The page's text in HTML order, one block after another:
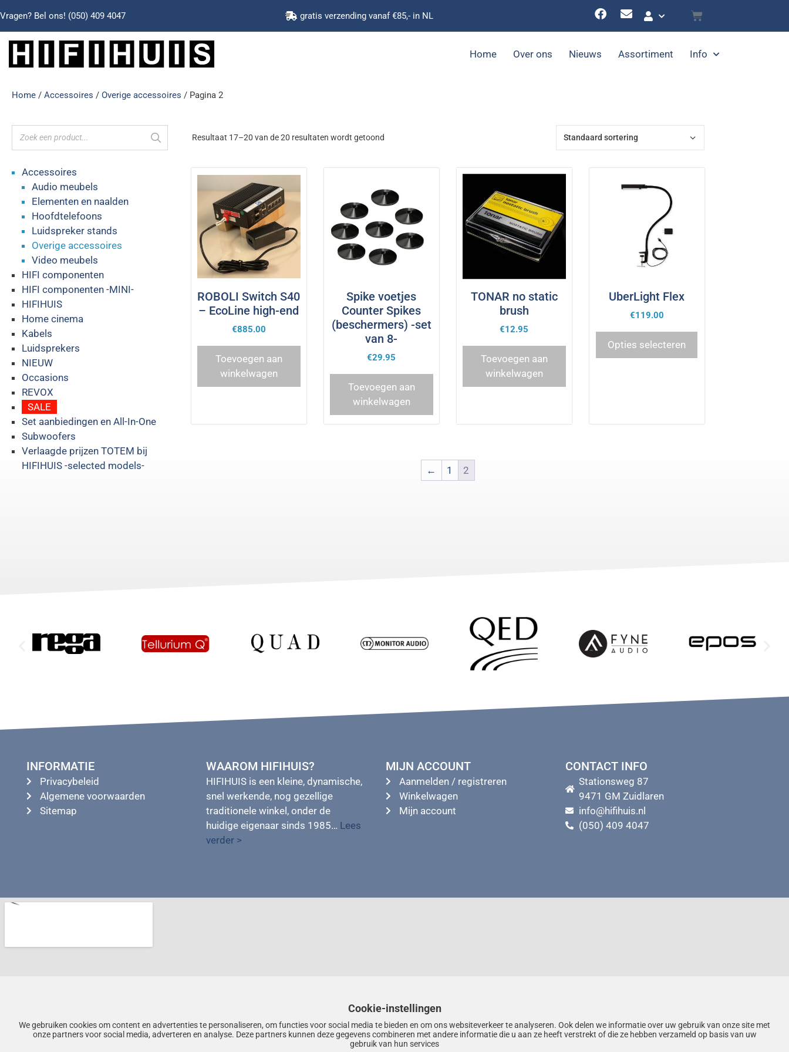
Vragen? Bel ons! (050) 409 4047 gratis verzending vanaf €85,- in NL
Home Over ons Nieuws Assortiment Info
Home / Accessoires / Overige accessoires / Pagina 2
Accessoires
Audio meubels
Elementen en naalden
Hoofdtelefoons
Luidspreker stands
Overige accessoires
Video meubels
HIFI componenten
HIFI componenten -MINI-
HIFIHUIS
Home cinema
Kabels
Luidsprekers
NIEUW
Occasions
REVOX
SALE
Set aanbiedingen en All-In-One
Subwoofers
Verlaagde prijzen TOTEM bij
HIFIHUIS -selected models-
Resultaat 17–20 van de 20 resultaten wordt getoond
ROBOLI Switch S40
– EcoLine high-end
€885.00
Toevoegen aan
winkelwagen
Spike voetjes
Counter Spikes
(beschermers) -set
van 8-
€29.95
Toevoegen aan
winkelwagen
TONAR no static
brush
€12.95
Toevoegen aan
winkelwagen
UberLight Flex
€119.00
Opties selecteren
← 1 2
INFORMATIE
Privacybeleid
Algemene voorwaarden
Sitemap
WAAROM HIFIHUIS?
HIFIHUIS is een kleine, dynamische,
snel werkende, nog gezellige
traditionele winkel, onder de
huidige eigenaar sinds 1985… Lees
verder >
MIJN ACCOUNT
Aanmelden / registreren
Winkelwagen
Mijn account
CONTACT INFO
Stationsweg 87
9471 GM Zuidlaren
info@hifihuis.nl
(050) 409 4047
Cookie-instellingen
We gebruiken cookies om content en advertenties te personaliseren, om functies voor social media te bieden en om ons websiteverkeer te analyseren. Ook delen we informatie over uw gebruik van onze site met
onze partners voor social media, adverteren en analyse. Deze partners kunnen deze gegevens combineren met andere informatie die u aan ze heeft verstrekt of die ze hebben verzameld op basis van uw
gebruik van hun services